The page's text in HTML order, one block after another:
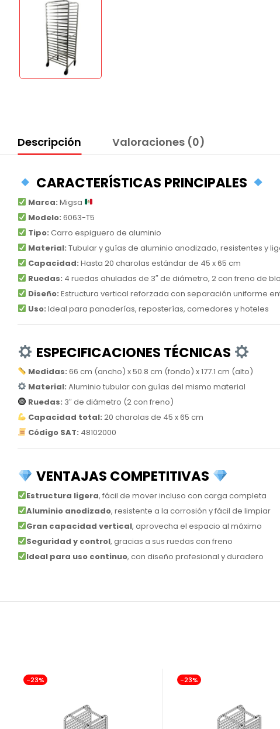
Descripción Valoraciones (0)
CARACTERÍSTICAS PRINCIPALES
Marca: Migsa
Modelo: 6063-T5
Tipo: Carro espiguero de aluminio
Material: Tubular y guías de aluminio anodizado, resistentes y
Capacidad: Hasta 20 charolas estándar de 45 x 65 cm
Ruedas: 4 ruedas ahuladas de 3″ de diámetro, 2 con freno de
Diseño: Estructura vertical reforzada con separación uniforme
Uso: Ideal para panaderías, reposterías, comedores y hoteles
ESPECIFICACIONES TÉCNICAS
Medidas: 66 cm (ancho) x 50.8 cm (fondo) x 177.1 cm (alto)
Material: Aluminio tubular con guías del mismo material
Ruedas: 3″ de diámetro (2 con freno)
Capacidad total: 20 charolas de 45 x 65 cm
Código SAT: 48102000
VENTAJAS COMPETITIVAS
Estructura ligera, fácil de mover incluso con carga completa
Aluminio anodizado, resistente a la corrosión y fácil de limpiar
Gran capacidad vertical, aprovecha el espacio al máximo
Seguridad y control, gracias a sus ruedas con freno
Ideal para uso continuo, con diseño profesional y duradero
-23% -23%